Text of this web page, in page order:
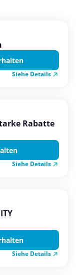
Siehe Details
Rabatte
Siehe Details
Siehe Details